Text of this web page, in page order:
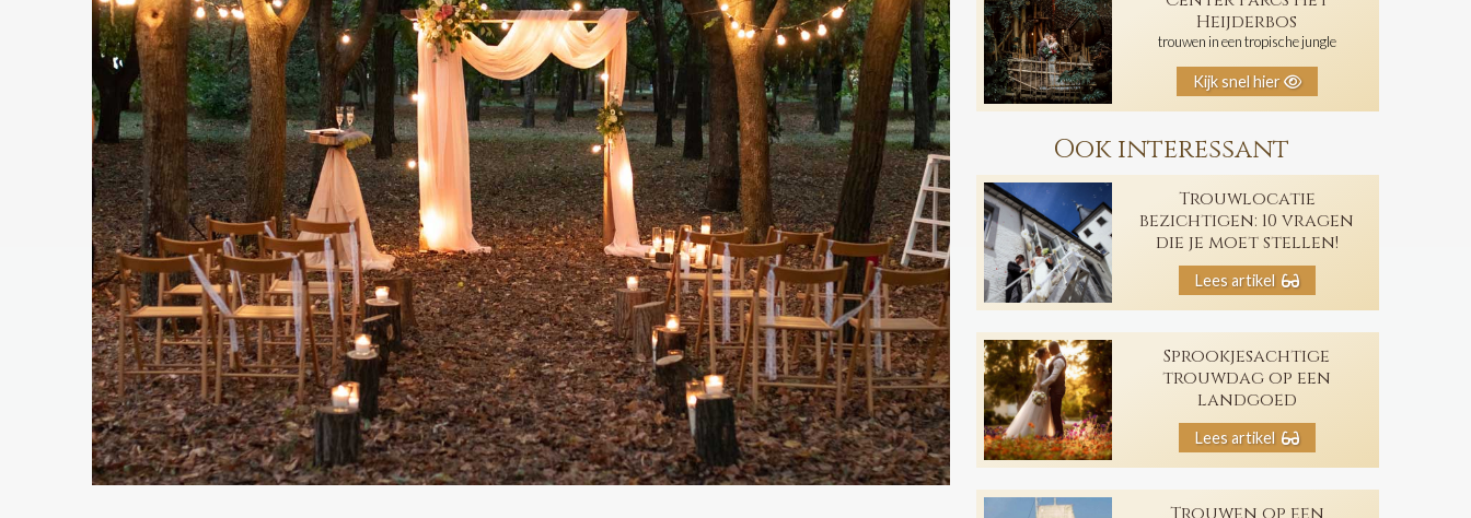
Heijderbos
trouwen in een tropische jungle
Kijk snel hier
Ook interessant
Trouwlocatie
bezichtigen: 10 vragen
die je moet stellen!
Lees artikel
Sprookjesachtige
trouwdag op een
landgoed
Lees artikel